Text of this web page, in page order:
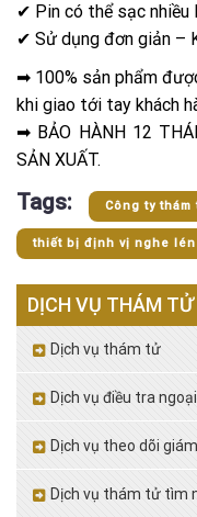
✔ Pin có thể sạc nhiều
✔ Sử dụng đơn giản –
➡ 100% sản phẩm
khi giao tới tay khách
➡ BẢO HÀNH 12
SẢN XUẤT.
Tags: Công ty thám
thiết bị định vị nghe
DỊCH VỤ THÁM TỬ
Dịch vụ thám tử
Dịch vụ điều tra
Dịch vụ theo dõi
Dịch vụ thám tử tìm